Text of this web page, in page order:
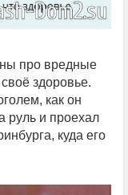
про вредные
здоровье.
как он
руль и проехал
куда его